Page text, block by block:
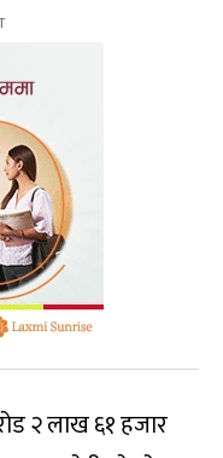
२ लाख ६१ हजार